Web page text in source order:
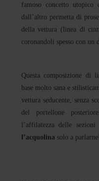
famoso concetto
dall’altro permetta di
della vettura (linea di
coronandoli spesso con un
Questa composizione di
base molto sana e
vettura seducente, senza
del portellone
l’affilatezza delle
l’acquolina solo a parlarne!